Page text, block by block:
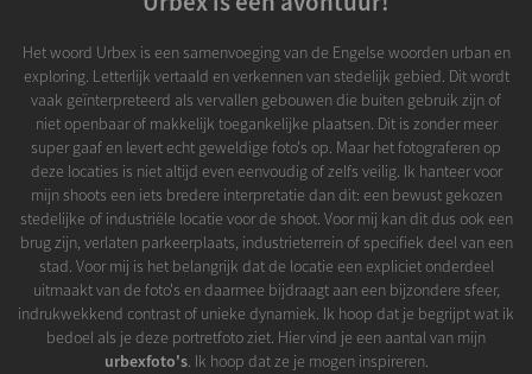
Het woord Urbex is een samenvoeging van de Engelse woorden urban en
exploring. Letterlijk vertaald en verkennen van stedelijk gebied. Dit wordt
vaak geïnterpreteerd als vervallen gebouwen die buiten gebruik zijn of
niet openbaar of makkelijk toegankelijke plaatsen. Dit is zonder meer
super gaaf en levert echt geweldige foto's op. Maar het fotograferen op
deze locaties is niet altijd even eenvoudig of zelfs veilig. Ik hanteer voor
mijn shoots een iets bredere interpretatie dan dit: een bewust gekozen
stedelijke of industriële locatie voor de shoot. Voor mij kan dit dus ook een
brug zijn, verlaten parkeerplaats, industrieterrein of specifiek deel van een
stad. Voor mij is het belangrijk dat de locatie een expliciet onderdeel
uitmaakt van de foto's en daarmee bijdraagt aan een bijzondere sfeer,
indrukwekkend contrast of unieke dynamiek. Ik hoop dat je begrijpt wat ik
bedoel als je deze portretfoto ziet. Hier vind je een aantal van mijn
urbexfoto's. Ik hoop dat ze je mogen inspireren.